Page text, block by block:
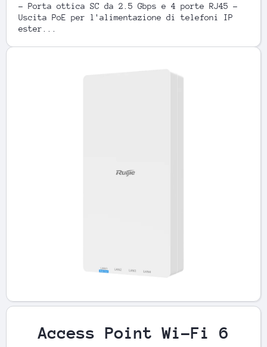
- Porta ottica SC da 2.5 Gbps e 4 porte RJ45 -
Uscita PoE per l'alimentazione di telefoni IP
ester...
Passa alle informazioni sul prodotto
Apri contenuti multimediali 1 in finestra modale
Access Point Wi-Fi 6